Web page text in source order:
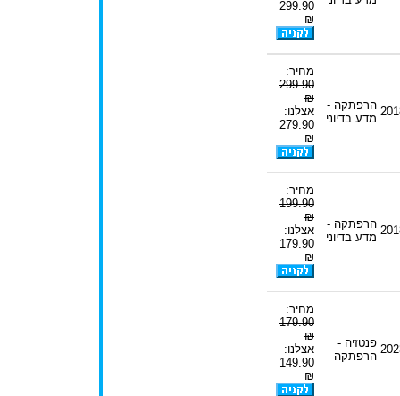
299.90
₪
הרפתקה -
מדע בדיוני
מחיר:
299.90
₪
אצלנו:
279.90
₪
הרפתקה -
מדע בדיוני
מחיר:
199.90
₪
אצלנו:
179.90
₪
פנטזיה -
הרפתקה
מחיר:
179.90
₪
אצלנו:
149.90
₪